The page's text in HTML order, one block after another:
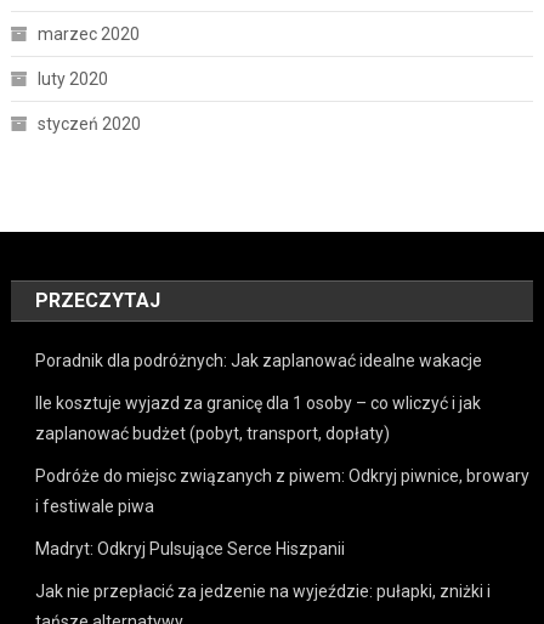
marzec 2020
luty 2020
styczeń 2020
PRZECZYTAJ
Poradnik dla podróżnych: Jak zaplanować idealne wakacje
Ile kosztuje wyjazd za granicę dla 1 osoby – co wliczyć i jak
zaplanować budżet (pobyt, transport, dopłaty)
Podróże do miejsc związanych z piwem: Odkryj piwnice, browary
i festiwale piwa
Madryt: Odkryj Pulsujące Serce Hiszpanii
Jak nie przepłacić za jedzenie na wyjeździe: pułapki, zniżki i